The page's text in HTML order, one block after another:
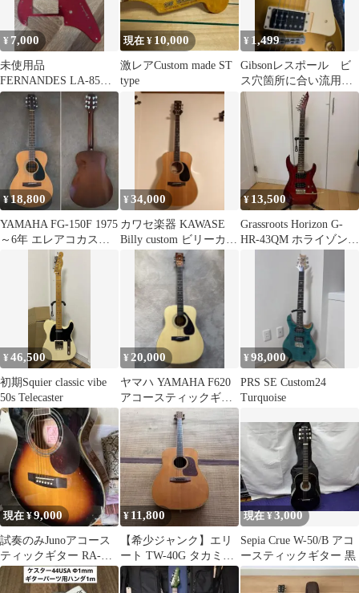
¥ 7,000
未使用品
FERNANDES LA-85KK
用ピックガード
現在 ¥ 10,000
激レアCustom made ST
type
¥ 1,499
Gibsonレスポール ビ
ス穴箇所に合い流用可
能 ピックガード
¥18,800
YAMAHA FG-150F 1975
～6年 エレアコカスタ
¥34,000
カワセ楽器 KAWASE
Billy custom ビリーカス
タム メイプル
¥ 13,500
Grassroots Horizon G-
HR-43QM ホライゾンエ
¥46,500
初期Squier classic vibe
50s Telecaster
¥ 20,000
ヤマハ YAMAHA F620
アコースティックギタ
ー アクセサリーセット
付き
¥98,000
PRS SE Custom24
Turquoise
現在 ¥9,000
試奏のみJunoアコース
ティックギター RA-
50C/TBS エレアコ 電
池新品
¥ 11,800
【希少ジャンク】エリ
ート TW-40G タカミネ
製 ギャラガーコピー
現在 ¥3,000
Sepia Crue W-50/B アコ
ースティックギター 黒